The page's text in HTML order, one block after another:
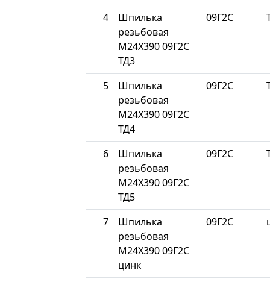
4
Шпилька
резьбовая
М24Х390 09Г2С
ТД3
09Г2С
5
Шпилька
резьбовая
М24Х390 09Г2С
ТД4
09Г2С
6
Шпилька
резьбовая
М24Х390 09Г2С
ТД5
09Г2С
7
Шпилька
резьбовая
М24Х390 09Г2С
цинк
09Г2С